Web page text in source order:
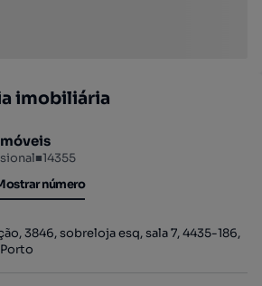
imobiliária
■14355
número
número
3846, sobreloja esq, sala 7, 4435-186,